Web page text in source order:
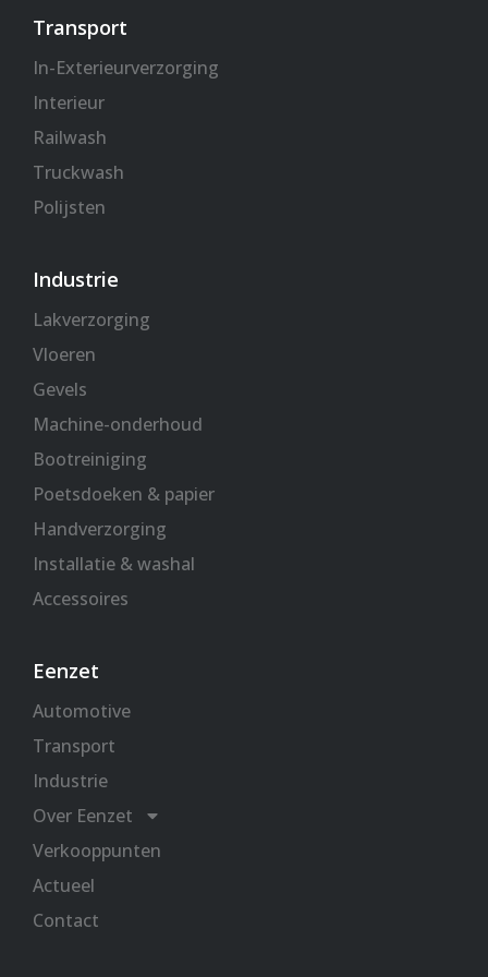
Transport
In-Exterieurverzorging
Interieur
Railwash
Truckwash
Polijsten
Industrie
Lakverzorging
Vloeren
Gevels
Machine-onderhoud
Bootreiniging
Poetsdoeken & papier
Handverzorging
Installatie & washal
Accessoires
Eenzet
Automotive
Transport
Industrie
Over Eenzet
Verkooppunten
Actueel
Contact